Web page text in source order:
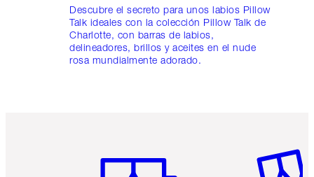
Descubre el secreto para unos labios Pillow
Talk ideales con la colección Pillow Talk de
Charlotte, con barras de labios,
delineadores, brillos y aceites en el nude
rosa mundialmente adorado.